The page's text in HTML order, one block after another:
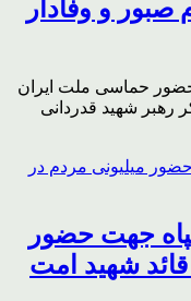
صبور و وفادار
حضور حماسی ملت ایران
رهبر شهید قدردانی
جهت حضور
قائد شهید امت